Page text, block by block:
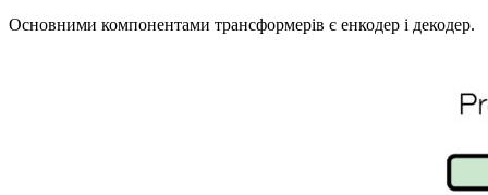
Основними компонентами трансформерів є енкодер і декодер.